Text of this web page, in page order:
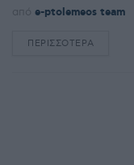
από e-ptolemeos team
ΠΕΡΙΣΣΌΤΕΡΑ